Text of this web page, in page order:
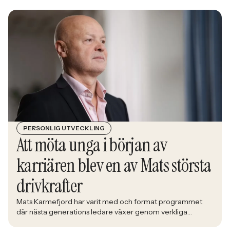
den låga andelen kvinnor inom branschen är en ren
PERSONLIG UTVECKLING
Att möta unga i början av
karriären blev en av Mats största
drivkrafter
Mats Karmefjord har varit med och format programmet
där nästa generations ledare växer genom verkliga